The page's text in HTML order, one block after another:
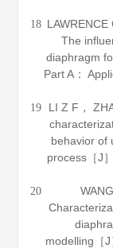
18 LAWRENCE
The
diaphragm
Part A：
19
LI Z F，
behavior of
process［J
20
modelling［